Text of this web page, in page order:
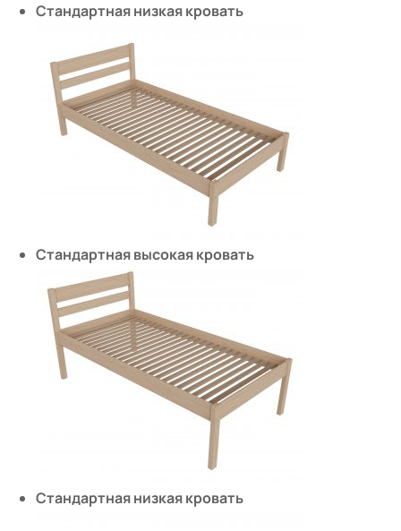
Стандартная низкая кровать
Стандартная высокая кровать
Стандартная низкая кровать